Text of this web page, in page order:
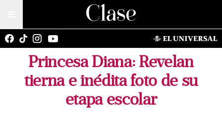
Princesa Diana: Revelan
tierna e inédita foto de su
etapa escolar